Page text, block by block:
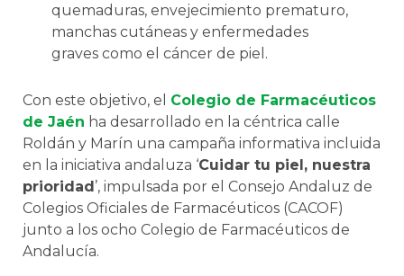
quemaduras, envejecimiento prematuro,
manchas cutáneas y enfermedades
graves como el cáncer de piel.
Con este objetivo, el Colegio de Farmacéuticos
de Jaén ha desarrollado en la céntrica calle
Roldán y Marín una campaña informativa incluida
en la iniciativa andaluza ‘Cuidar tu piel, nuestra
prioridad ’, impulsada por el Consejo Andaluz de
Colegios Oficiales de Farmacéuticos (CACOF)
junto a los ocho Colegio de Farmacéuticos de
Andalucía.